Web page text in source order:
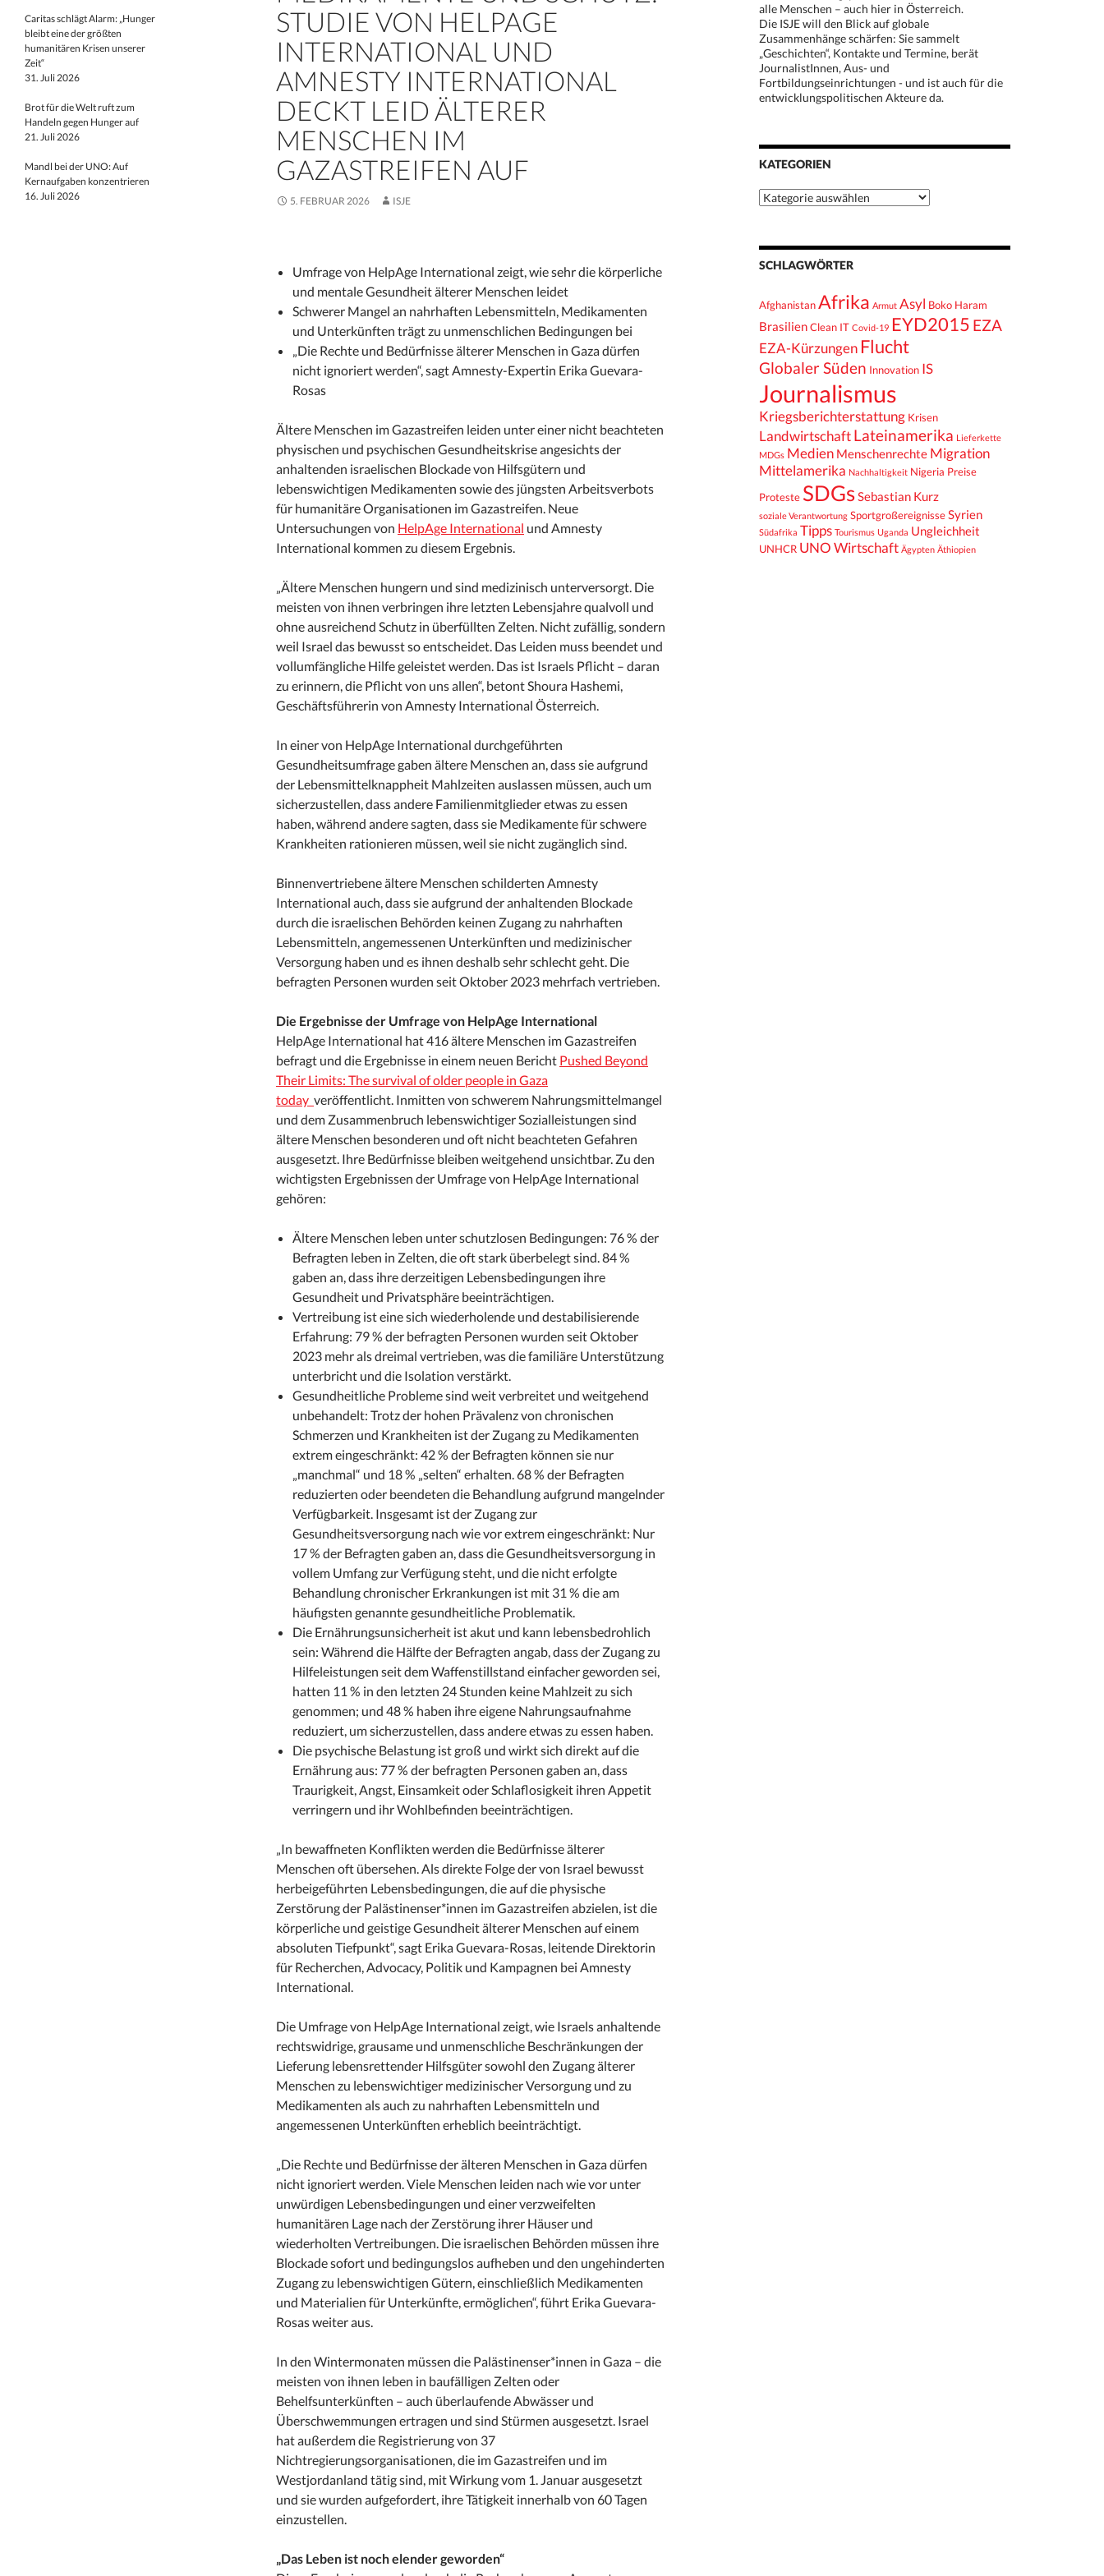
STUDIE VON HELPAGE
INTERNATIONAL UND
AMNESTY INTERNATIONAL
DECKT LEID ÄLTERER
MENSCHEN IM
GAZASTREIFEN AUF
5. FEBRUAR 2026 ISJE
Umfrage von HelpAge International zeigt, wie sehr die körperliche
und mentale Gesundheit älterer Menschen leidet
Schwerer Mangel an nahrhaften Lebensmitteln, Medikamenten
und Unterkünften trägt zu unmenschlichen Bedingungen bei
„Die Rechte und Bedürfnisse älterer Menschen in Gaza dürfen
nicht ignoriert werden“, sagt Amnesty-Expertin Erika Guevara-
Rosas
Ältere Menschen im Gazastreifen leiden unter einer nicht beachteten
physischen und psychischen Gesundheitskrise angesichts der
anhaltenden israelischen Blockade von Hilfsgütern und
lebenswichtigen Medikamenten sowie des jüngsten Arbeitsverbots
für humanitäre Organisationen im Gazastreifen. Neue
Untersuchungen von HelpAge International und Amnesty
International kommen zu diesem Ergebnis.
„Ältere Menschen hungern und sind medizinisch unterversorgt. Die
meisten von ihnen verbringen ihre letzten Lebensjahre qualvoll und
ohne ausreichend Schutz in überfüllten Zelten. Nicht zufällig, sondern
weil Israel das bewusst so entscheidet. Das Leiden muss beendet und
vollumfängliche Hilfe geleistet werden. Das ist Israels Pflicht – daran
zu erinnern, die Pflicht von uns allen“, betont Shoura Hashemi,
Geschäftsführerin von Amnesty International Österreich.
In einer von HelpAge International durchgeführten
Gesundheitsumfrage gaben ältere Menschen an, dass sie aufgrund
der Lebensmittelknappheit Mahlzeiten auslassen müssen, auch um
sicherzustellen, dass andere Familienmitglieder etwas zu essen
haben, während andere sagten, dass sie Medikamente für schwere
Krankheiten rationieren müssen, weil sie nicht zugänglich sind.
Binnenvertriebene ältere Menschen schilderten Amnesty
International auch, dass sie aufgrund der anhaltenden Blockade
durch die israelischen Behörden keinen Zugang zu nahrhaften
Lebensmitteln, angemessenen Unterkünften und medizinischer
Versorgung haben und es ihnen deshalb sehr schlecht geht. Die
befragten Personen wurden seit Oktober 2023 mehrfach vertrieben.
Die Ergebnisse der Umfrage von HelpAge International
HelpAge International hat 416 ältere Menschen im Gazastreifen
befragt und die Ergebnisse in einem neuen Bericht Pushed Beyond
Their Limits: The survival of older people in Gaza
today veröffentlicht. Inmitten von schwerem Nahrungsmittelmangel
und dem Zusammenbruch lebenswichtiger Sozialleistungen sind
ältere Menschen besonderen und oft nicht beachteten Gefahren
ausgesetzt. Ihre Bedürfnisse bleiben weitgehend unsichtbar. Zu den
wichtigsten Ergebnissen der Umfrage von HelpAge International
gehören:
Ältere Menschen leben unter schutzlosen Bedingungen: 76 % der
Befragten leben in Zelten, die oft stark überbelegt sind. 84 %
gaben an, dass ihre derzeitigen Lebensbedingungen ihre
Gesundheit und Privatsphäre beeinträchtigen.
Vertreibung ist eine sich wiederholende und destabilisierende
Erfahrung: 79 % der befragten Personen wurden seit Oktober
2023 mehr als dreimal vertrieben, was die familiäre Unterstützung
unterbricht und die Isolation verstärkt.
Gesundheitliche Probleme sind weit verbreitet und weitgehend
unbehandelt: Trotz der hohen Prävalenz von chronischen
Schmerzen und Krankheiten ist der Zugang zu Medikamenten
extrem eingeschränkt: 42 % der Befragten können sie nur
„manchmal“ und 18 % „selten“ erhalten. 68 % der Befragten
reduzierten oder beendeten die Behandlung aufgrund mangelnder
Verfügbarkeit. Insgesamt ist der Zugang zur
Gesundheitsversorgung nach wie vor extrem eingeschränkt: Nur
17 % der Befragten gaben an, dass die Gesundheitsversorgung in
vollem Umfang zur Verfügung steht, und die nicht erfolgte
Behandlung chronischer Erkrankungen ist mit 31 % die am
häufigsten genannte gesundheitliche Problematik.
Die Ernährungsunsicherheit ist akut und kann lebensbedrohlich
sein: Während die Hälfte der Befragten angab, dass der Zugang zu
Hilfeleistungen seit dem Waffenstillstand einfacher geworden sei,
hatten 11 % in den letzten 24 Stunden keine Mahlzeit zu sich
genommen; und 48 % haben ihre eigene Nahrungsaufnahme
reduziert, um sicherzustellen, dass andere etwas zu essen haben.
Die psychische Belastung ist groß und wirkt sich direkt auf die
Ernährung aus: 77 % der befragten Personen gaben an, dass
Traurigkeit, Angst, Einsamkeit oder Schlaflosigkeit ihren Appetit
verringern und ihr Wohlbefinden beeinträchtigen.
„In bewaffneten Konflikten werden die Bedürfnisse älterer
Menschen oft übersehen. Als direkte Folge der von Israel bewusst
herbeigeführten Lebensbedingungen, die auf die physische
Zerstörung der Palästinenser*innen im Gazastreifen abzielen, ist die
körperliche und geistige Gesundheit älterer Menschen auf einem
absoluten Tiefpunkt“, sagt Erika Guevara-Rosas, leitende Direktorin
für Recherchen, Advocacy, Politik und Kampagnen bei Amnesty
International.
Die Umfrage von HelpAge International zeigt, wie Israels anhaltende
rechtswidrige, grausame und unmenschliche Beschränkungen der
Lieferung lebensrettender Hilfsgüter sowohl den Zugang älterer
Menschen zu lebenswichtiger medizinischer Versorgung und zu
Medikamenten als auch zu nahrhaften Lebensmitteln und
angemessenen Unterkünften erheblich beeinträchtigt.
„Die Rechte und Bedürfnisse der älteren Menschen in Gaza dürfen
nicht ignoriert werden. Viele Menschen leiden nach wie vor unter
unwürdigen Lebensbedingungen und einer verzweifelten
humanitären Lage nach der Zerstörung ihrer Häuser und
wiederholten Vertreibungen. Die israelischen Behörden müssen ihre
Blockade sofort und bedingungslos aufheben und den ungehinderten
Zugang zu lebenswichtigen Gütern, einschließlich Medikamenten
und Materialien für Unterkünfte, ermöglichen“, führt Erika Guevara-
Rosas weiter aus.
In den Wintermonaten müssen die Palästinenser*innen in Gaza – die
meisten von ihnen leben in baufälligen Zelten oder
Behelfsunterkünften – auch überlaufende Abwässer und
Überschwemmungen ertragen und sind Stürmen ausgesetzt. Israel
hat außerdem die Registrierung von 37
Nichtregierungsorganisationen, die im Gazastreifen und im
Westjordanland tätig sind, mit Wirkung vom 1. Januar ausgesetzt
und sie wurden aufgefordert, ihre Tätigkeit innerhalb von 60 Tagen
einzustellen.
„Das Leben ist noch elender geworden“
alle Menschen – auch hier in Österreich.
Die ISJE will den Blick auf globale
Zusammenhänge schärfen: Sie sammelt
„Geschichten“, Kontakte und Termine, berät
JournalistInnen, Aus- und
Fortbildungseinrichtungen - und ist auch für die
entwicklungspolitischen Akteure da.
KATEGORIEN
Kategorien
SCHLAGWÖRTER
AfghanistanAfrika Armut Asyl Boko Haram
BrasilienClean IT Covid-19 EYD2015 EZA
EZA-Kürzungen Flucht
Globaler Süden Innovation IS
Journalismus
Kriegsberichterstattung Krisen
Landwirtschaft Lateinamerika Lieferkette
MDGs Medien Menschenrechte Migration
Mittelamerika Nachhaltigkeit Nigeria Preise
Proteste SDGsSebastian Kurz
soziale Verantwortung SportgroßereignisseSyrien
Südafrika Tipps Tourismus Uganda Ungleichheit
UNHCR UNO Wirtschaft Ägypten Äthiopien
Caritas schlägt Alarm: „Hunger
bleibt eine der größten
humanitären Krisen unserer
Zeit“
31. Juli 2026
Brot für die Welt ruft zum
Handeln gegen Hunger auf
21. Juli 2026
Mandl bei der UNO: Auf
Kernaufgaben konzentrieren
16. Juli 2026